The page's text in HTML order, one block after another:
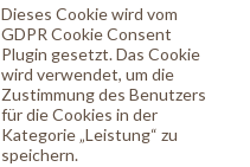
Dieses Cookie wird vom
GDPR Cookie Consent
Plugin gesetzt. Das Cookie
wird verwendet, um die
Zustimmung des Benutzers
für die Cookies in der
Kategorie „Leistung“ zu
speichern.